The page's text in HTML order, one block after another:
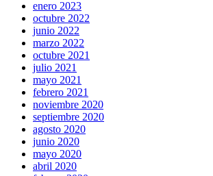
enero 2023
octubre 2022
junio 2022
marzo 2022
octubre 2021
julio 2021
mayo 2021
febrero 2021
noviembre 2020
septiembre 2020
agosto 2020
junio 2020
mayo 2020
abril 2020